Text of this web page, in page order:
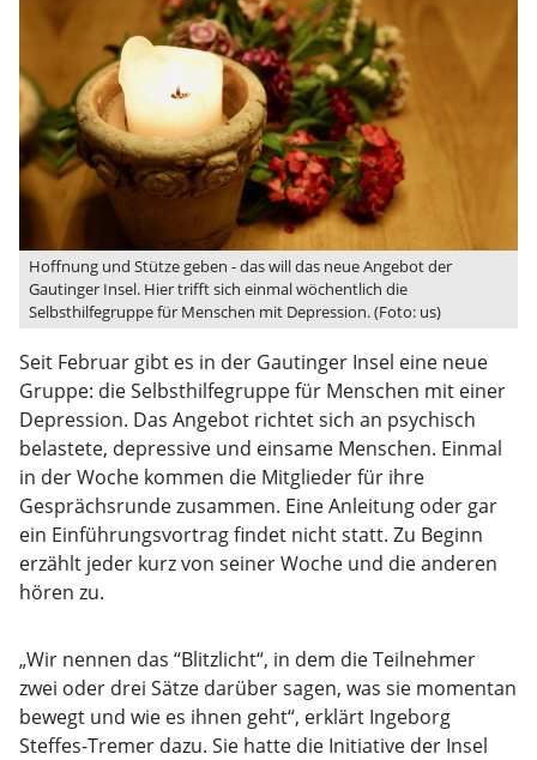
Hoffnung und Stütze geben - das will das neue Angebot der
Gautinger Insel. Hier trifft sich einmal wöchentlich die
Selbsthilfegruppe für Menschen mit Depression. (Foto: us)
Seit Februar gibt es in der Gautinger Insel eine neue
Gruppe: die Selbsthilfegruppe für Menschen mit einer
Depression. Das Angebot richtet sich an psychisch
belastete, depressive und einsame Menschen. Einmal
in der Woche kommen die Mitglieder für ihre
Gesprächsrunde zusammen. Eine Anleitung oder gar
ein Einführungsvortrag findet nicht statt. Zu Beginn
erzählt jeder kurz von seiner Woche und die anderen
hören zu.
„Wir nennen das “Blitzlicht“, in dem die Teilnehmer
zwei oder drei Sätze darüber sagen, was sie momentan
bewegt und wie es ihnen geht“, erklärt Ingeborg
Steffes-Tremer dazu. Sie hatte die Initiative der Insel